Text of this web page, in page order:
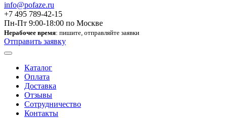
info@pofaze.ru
+7 495 789-42-15
Пн-Пт 9:00-18:00 по Москве
Нерабочее время: пишите, отправляйте заявки
Отправить заявку
Каталог
Оплата
Доставка
Отзывы
Сотрудничество
Контакты